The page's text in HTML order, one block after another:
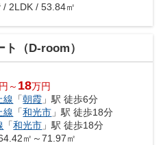
/ 2LDK / 53.84㎡
ト（D-room）
～ 18万円
線 「朝霞 」駅 徒歩6分
線 「和光市 」駅 徒歩18分
「和光市 」駅 徒歩18分
㎡～71.97㎡